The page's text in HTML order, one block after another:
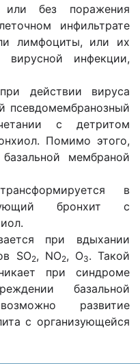
без поражения
инфильтрате
лимфоциты, или их
инфекции,
действии вируса
псевдомембранозный
с детритом
Помимо этого,
мембраной
в
бронхит с
при вдыхании
SO2, NO2, O3. Такой
при синдроме
базальной
развитие
с организующейся